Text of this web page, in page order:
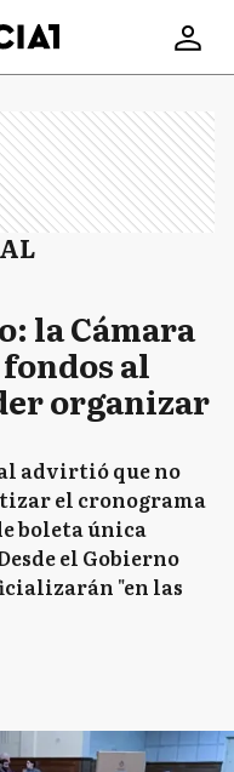
la Cámara
al
organizar
advirtió que no
el cronograma
boleta única
el Gobierno
"en las